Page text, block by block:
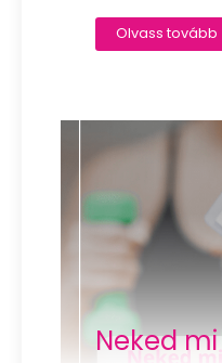
Olvass tovább
Neked